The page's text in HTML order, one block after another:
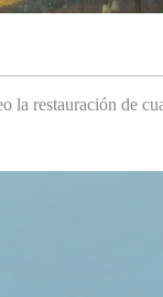
la restauración de